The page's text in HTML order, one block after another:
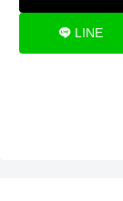
LINE